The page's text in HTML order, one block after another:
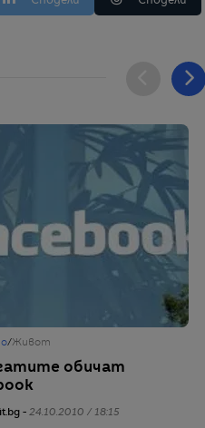
/Живот
обичат
- 24.10.2010 / 18:15